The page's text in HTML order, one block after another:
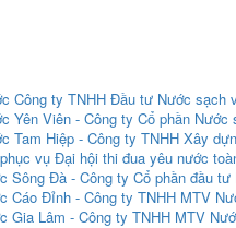
Công ty TNHH Đầu tư Nước sạch
Yên Viên - Công ty Cổ phần Nước
Hiệp - Công ty TNHH Xây
vụ Đại hội thi đua yêu nước
Sông Đà - Công ty Cổ phần đầu
Cáo Đỉnh - Công ty TNHH MTV
Lâm - Công ty TNHH MTV